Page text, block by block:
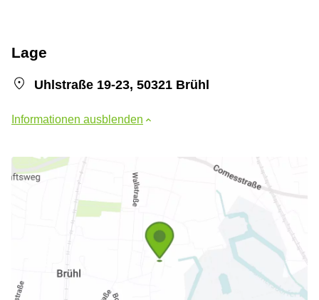
Lage
Uhlstraße 19-23, 50321 Brühl
Informationen ausblenden